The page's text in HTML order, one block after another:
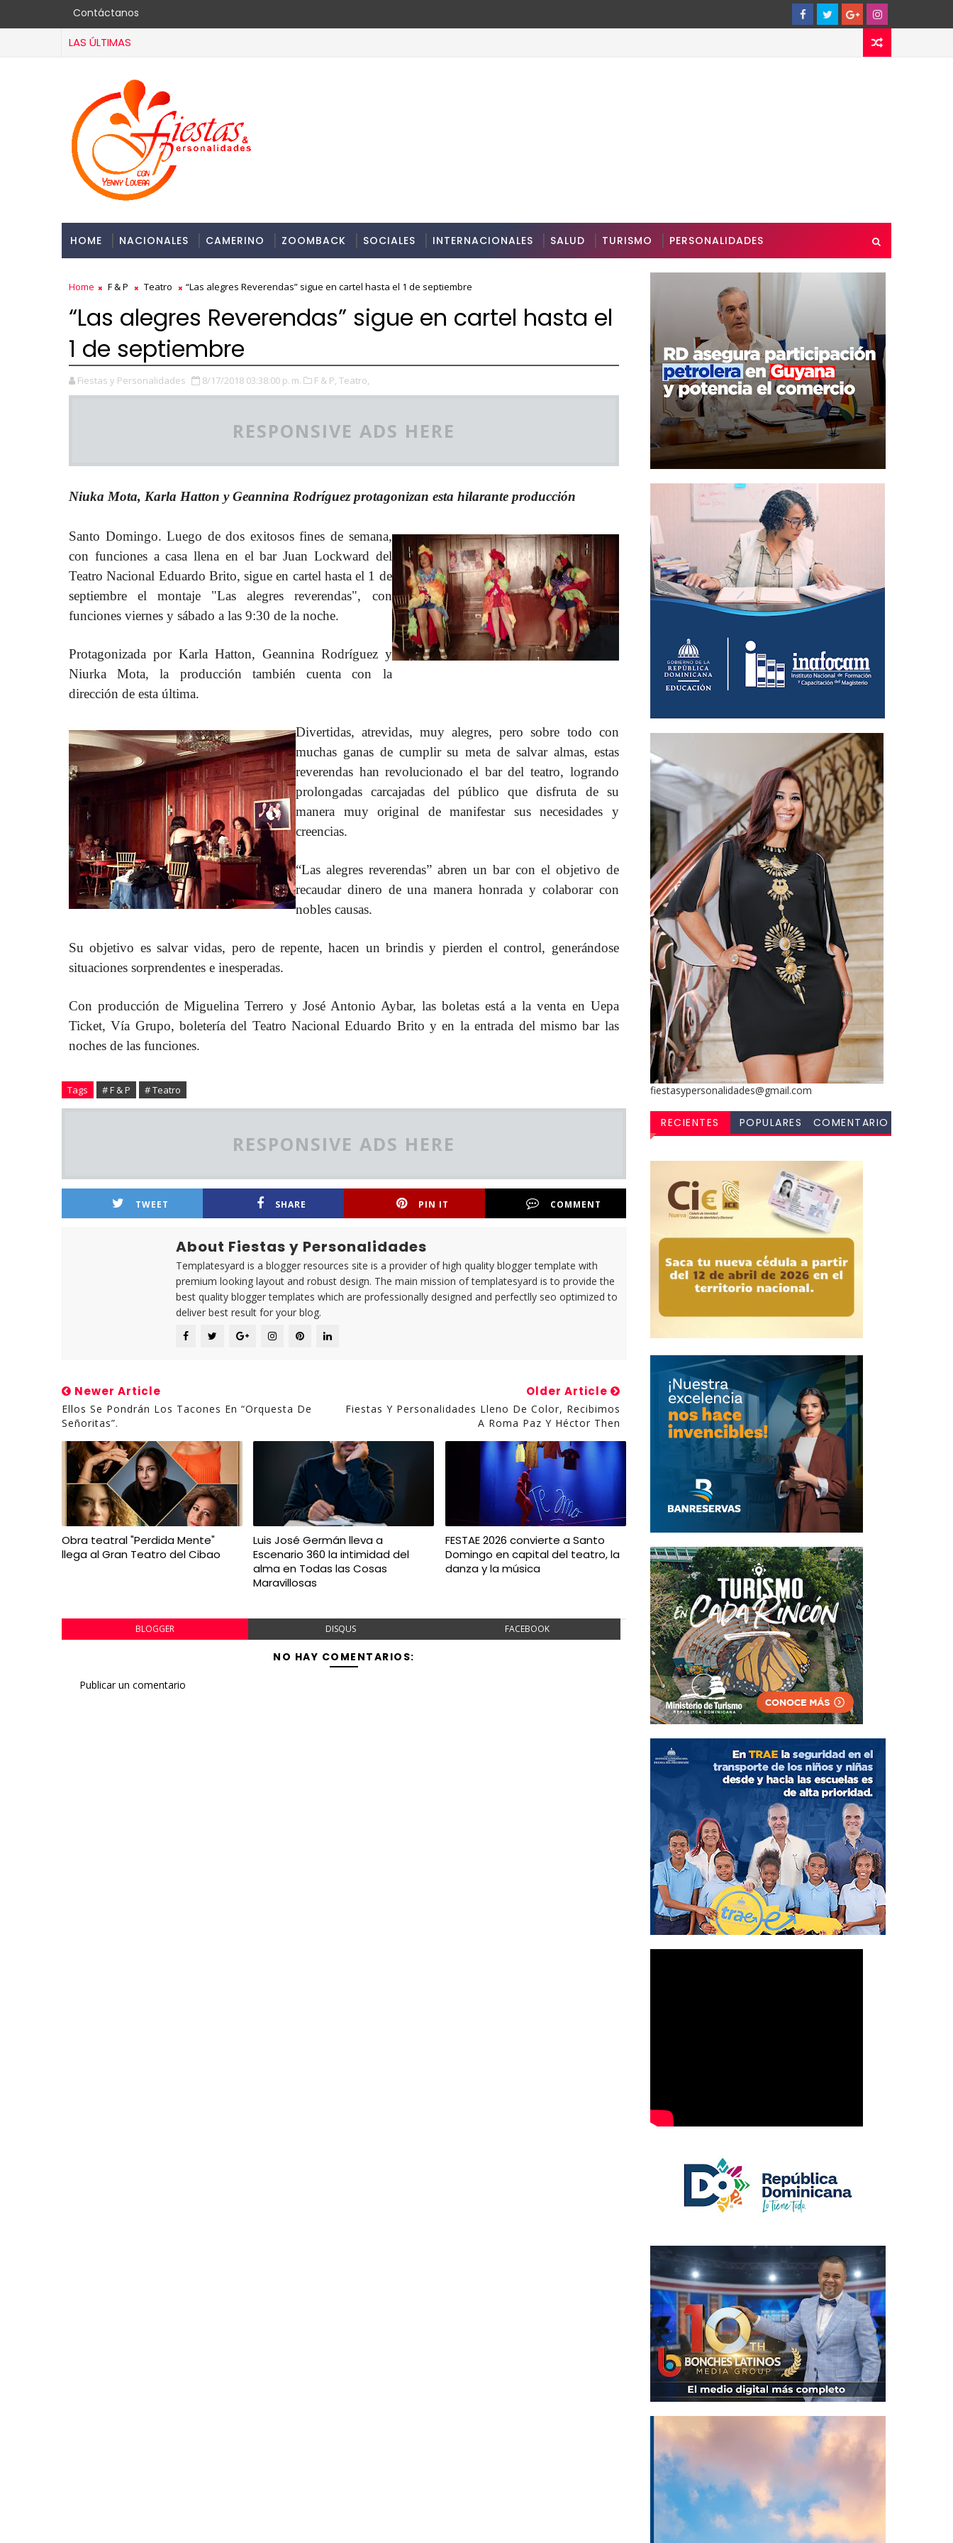
Contáctanos
LAS ÚLTIMAS
HOME NACIONALES CAMERINO ZOOMBACK SOCIALES INTERNACIONALES SALUD TURISMO PERSONALIDADES
Home F & P Teatro “Las alegres Reverendas” sigue en cartel hasta el 1 de septiembre
“Las alegres Reverendas” sigue en cartel hasta el
1 de septiembre
Fiestas y Personalidades 8/17/2018 03:38:00 p. m. F & P, Teatro,
RESPONSIVE ADS HERE
Niuka Mota, Karla Hatton y Geannina Rodríguez protagonizan esta hilarante producción
Santo Domingo. Luego de dos exitosos fines de semana,
con funciones a casa llena en el bar Juan Lockward del
Teatro Nacional Eduardo Brito, sigue en cartel hasta el 1 de
septiembre el montaje "Las alegres reverendas", con
funciones viernes y sábado a las 9:30 de la noche.
Protagonizada por Karla Hatton, Geannina Rodríguez y
Niurka Mota, la producción también cuenta con la
dirección de esta última.
Divertidas, atrevidas, muy alegres, pero sobre todo con
muchas ganas de cumplir su meta de salvar almas, estas
reverendas han revolucionado el bar del teatro, logrando
prolongadas carcajadas del público que disfruta de su
manera muy original de manifestar sus necesidades y
creencias.
“Las alegres reverendas” abren un bar con el objetivo de
recaudar dinero de una manera honrada y colaborar con
nobles causas.
Su objetivo es salvar vidas, pero de repente, hacen un brindis y pierden el control, generándose
situaciones sorprendentes e inesperadas.
Con producción deMiguelina Terrero y José Antonio Aybar, las boletas está a la venta en Uepa
Ticket, Vía Grupo, boletería del Teatro Nacional Eduardo Brito y en la entrada del mismo bar las
noches de las funciones.
Tags # F & P # Teatro
RESPONSIVE ADS HERE
TWEET SHARE PIN IT COMMENT
About Fiestas y Personalidades
Templatesyard is a blogger resources site is a provider of high quality blogger template with
premium looking layout and robust design. The main mission of templatesyard is to provide the
best quality blogger templates which are professionally designed and perfectlly seo optimized to
deliver best result for your blog.
Newer Article
Ellos Se Pondrán Los Tacones En “Orquesta De
Señoritas”.
Older Article
Fiestas Y Personalidades Lleno De Color, Recibimos
A Roma Paz Y Héctor Then
Obra teatral "Perdida Mente"
llega al Gran Teatro del Cibao
Luis José Germán lleva a
Escenario 360 la intimidad del
alma en Todas las Cosas
Maravillosas
FESTAE 2026 convierte a Santo
Domingo en capital del teatro, la
danza y la música
BLOGGER DISQUS FACEBOOK
NO HAY COMENTARIOS:
Publicar un comentario
fiestasypersonalidades@gmail.com
RECIENTES POPULARES
COMENTARIO